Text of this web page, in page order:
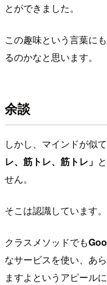
とができました。
この趣味という言葉にも
るのかなと思います。
余談
しかし、マインドが似
レ、筋トレ、筋トレ」
せん。
そこは認識しています。
クラスメソッドでも
なサービスを使い、あ
ますよというアピール